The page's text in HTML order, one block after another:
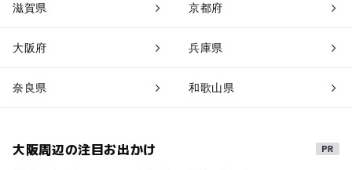
滋賀県 京都府
大阪府 兵庫県
奈良県 和歌山県
大阪周辺の注目お出かけ